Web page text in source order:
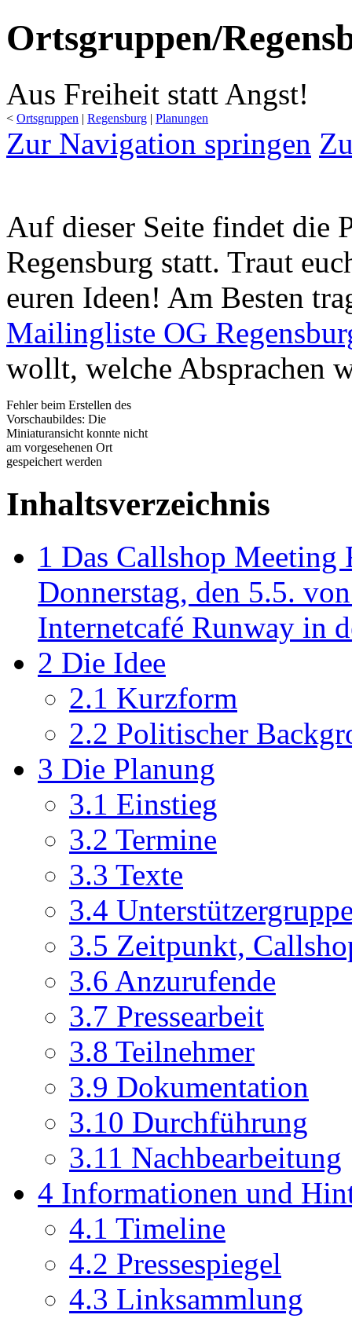
Ortsgruppen/
Aus Freiheit statt Angst!
< Ortsgruppen ‎ | Regensburg ‎ | Planungen
Zur Navigation springen
Auf dieser Seite findet die
Regensburg statt. Traut
euren Ideen! Am Besten
Mailingliste OG
wollt, welche Absprachen
Fehler beim Erstellen des
Vorschaubildes: Die
Miniaturansicht konnte nicht
am vorgesehenen Ort
gespeichert werden
Inhaltsverzeichnis
1 Das Callshop Meeting
Donnerstag, den 5.5.
Internetcafé Runway in
2 Die Idee
2.1 Kurzform
2.2 Politischer
3 Die Planung
3.1 Einstieg
3.2 Termine
3.3 Texte
3.4
3.5 Zeitpunkt,
3.6 Anzurufende
3.7 Pressearbeit
3.8 Teilnehmer
3.9 Dokumentation
3.10 Durchführung
3.11 Nachbearbeitung
4 Informationen und
4.1 Timeline
4.2 Pressespiegel
4.3 Linksammlung